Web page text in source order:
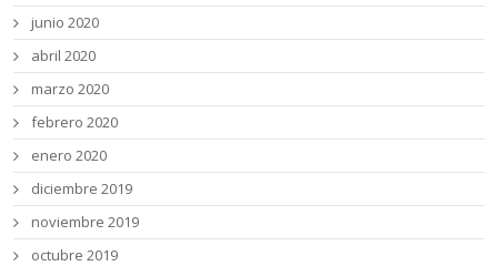
junio 2020
abril 2020
marzo 2020
febrero 2020
enero 2020
diciembre 2019
noviembre 2019
octubre 2019